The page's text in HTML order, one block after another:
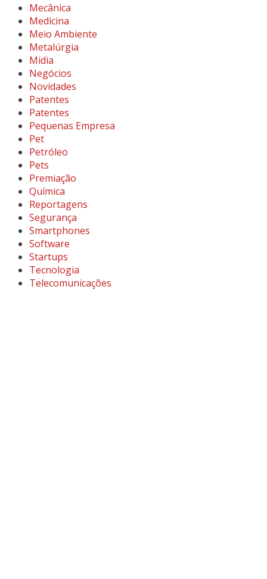
Mecânica
Medicina
Meio Ambiente
Metalúrgia
Midia
Negócios
Novidades
Patentes
Patentes
Pequenas Empresa
Pet
Petróleo
Pets
Premiação
Química
Reportagens
Segurança
Smartphones
Software
Startups
Tecnologia
Telecomunicações